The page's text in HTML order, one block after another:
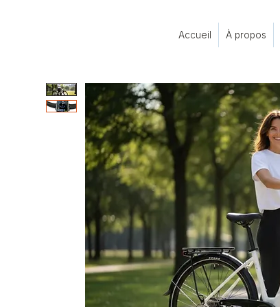
Accueil À propos